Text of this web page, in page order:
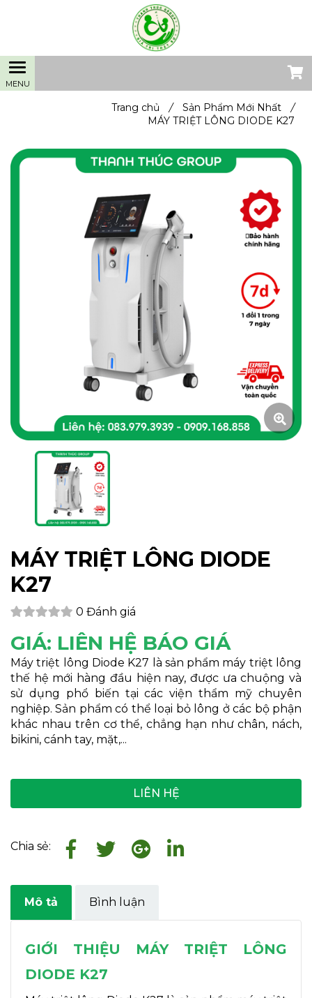
MÁY TRIỆT LÔNG DIODE
K27
0 Đánh giá
GIÁ: LIÊN HỆ BÁO GIÁ
Máy triệt lông Diode K27 là sản phẩm máy triệt lông
thế hệ mới hàng đầu hiện nay, được ưa chuộng và
sử dụng phổ biến tại các viện thẩm mỹ chuyên
nghiệp. Sản phẩm có thể loại bỏ lông ở các bộ phận
khác nhau trên cơ thể, chẳng hạn như chân, nách,
bikini, cánh tay, mặt,...
LIÊN HỆ
Chia sẻ:
Mô tả Bình luận
GIỚI THIỆU MÁY TRIỆT LÔNG
DIODE K27
Trang chủ / Sản Phẩm Mới Nhất
/
MÁY TRIỆT LÔNG DIODE K27